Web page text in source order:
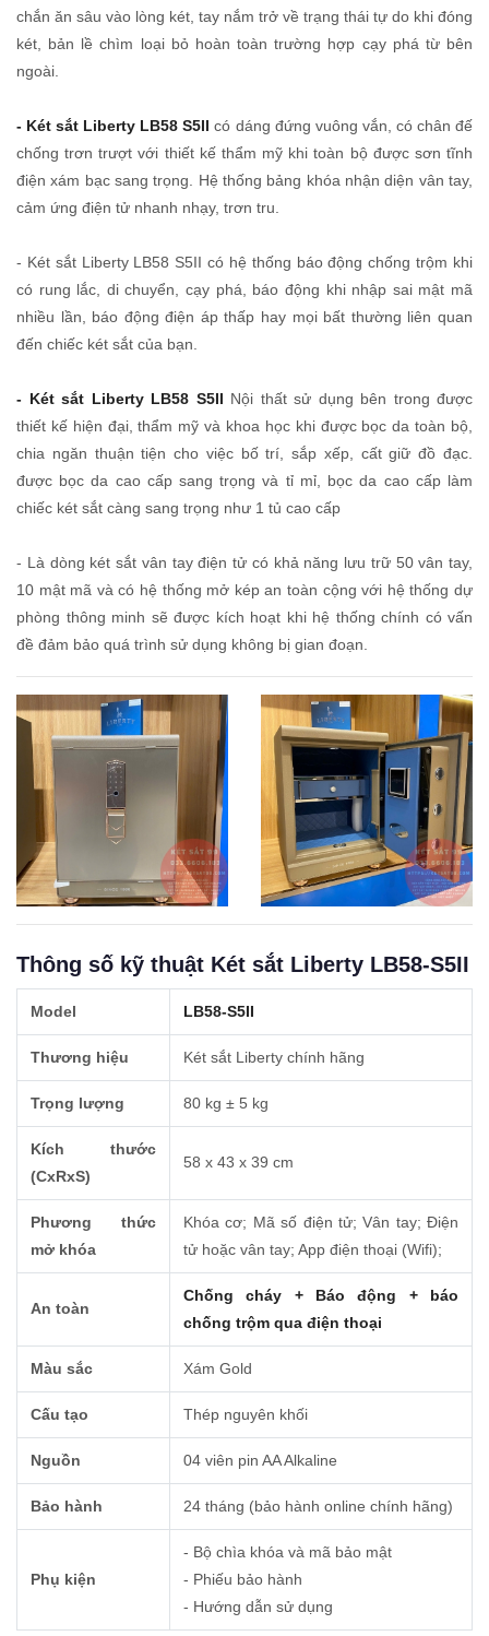
chắn ăn sâu vào lòng két, tay nắm trở về trạng thái tự do khi đóng
két, bản lề chìm loại bỏ hoàn toàn trường hợp cạy phá từ bên
ngoài.
- Két sắt Liberty LB58 S5II có dáng đứng vuông vắn, có chân đế
chống trơn trượt với thiết kế thẩm mỹ khi toàn bộ được sơn tĩnh
điện xám bạc sang trọng. Hệ thống bảng khóa nhận diện vân tay,
cảm ứng điện tử nhanh nhạy, trơn tru.
- Két sắt Liberty LB58 S5II có hệ thống báo động chống trộm khi
có rung lắc, di chuyển, cạy phá, báo động khi nhập sai mật mã
nhiều lần, báo động điện áp thấp hay mọi bất thường liên quan
đến chiếc két sắt của bạn.
- Két sắt Liberty LB58 S5II Nội thất sử dụng bên trong được
thiết kế hiện đại, thẩm mỹ và khoa học khi được bọc da toàn bộ,
chia ngăn thuận tiện cho việc bố trí, sắp xếp, cất giữ đồ đạc.
được bọc da cao cấp sang trọng và tỉ mỉ, bọc da cao cấp làm
chiếc két sắt càng sang trọng như 1 tủ cao cấp
- Là dòng két sắt vân tay điện tử có khả năng lưu trữ 50 vân tay,
10 mật mã và có hệ thống mở kép an toàn cộng với hệ thống dự
phòng thông minh sẽ được kích hoạt khi hệ thống chính có vấn
đề đảm bảo quá trình sử dụng không bị gian đoạn.
Thông số kỹ thuật Két sắt Liberty LB58-S5II
Model LB58-S5II
Thương hiệu Két sắt Liberty chính hãng
Trọng lượng 80 kg ± 5 kg
Kích thước
(CxRxS)
58 x 43 x 39 cm
Phương thức
mở khóa
Khóa cơ; Mã số điện tử; Vân tay; Điện
tử hoặc vân tay; App điện thoại (Wifi);
An toàn
Chống cháy + Báo động + báo
chống trộm qua điện thoại
Màu sắc Xám Gold
Cấu tạo Thép nguyên khối
Nguồn 04 viên pin AA Alkaline
Bảo hành 24 tháng (bảo hành online chính hãng)
Phụ kiện
- Bộ chìa khóa và mã bảo mật
- Phiếu bảo hành
- Hướng dẫn sử dụng